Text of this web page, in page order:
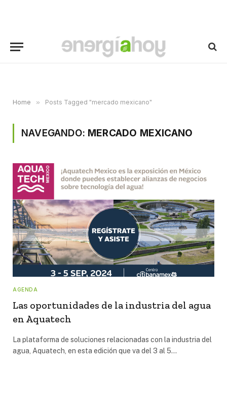
Home » Posts Tagged "mercado mexicano"
NAVEGANDO: MERCADO MEXICANO
AGENDA
Las oportunidades de la industria del agua
en Aquatech
La plataforma de soluciones relacionadas con la industria del
agua, Aquatech, en esta edición que va del 3 al 5…